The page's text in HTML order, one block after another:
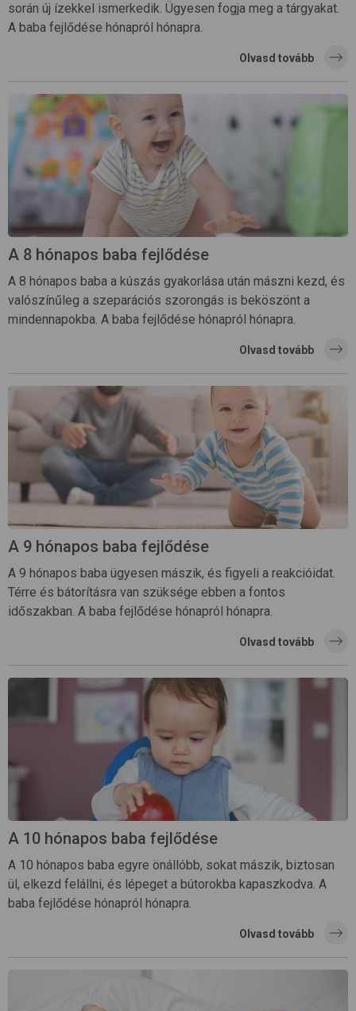
során új ízekkel ismerkedik. Ügyesen fogja meg a tárgyakat.
A baba fejlődése hónapról hónapra.
Olvasd tovább
A 8 hónapos baba fejlődése
A 8 hónapos baba a kúszás gyakorlása után mászni kezd, és
valószínűleg a szeparációs szorongás is beköszönt a
mindennapokba. A baba fejlődése hónapról hónapra.
Olvasd tovább
A 9 hónapos baba fejlődése
A 9 hónapos baba ügyesen mászik, és figyeli a reakcióidat.
Térre és bátorításra van szüksége ebben a fontos
időszakban. A baba fejlődése hónapról hónapra.
Olvasd tovább
A 10 hónapos baba fejlődése
A 10 hónapos baba egyre önállóbb, sokat mászik, biztosan
ül, elkezd felállni, és lépeget a bútorokba kapaszkodva. A
baba fejlődése hónapról hónapra.
Olvasd tovább